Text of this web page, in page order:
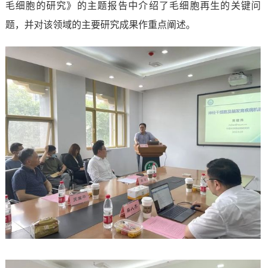
毛细胞的研究》 的主题报告中介绍了毛细胞再生的关键问
题，并对该领域的主要研究成果作重点阐述。